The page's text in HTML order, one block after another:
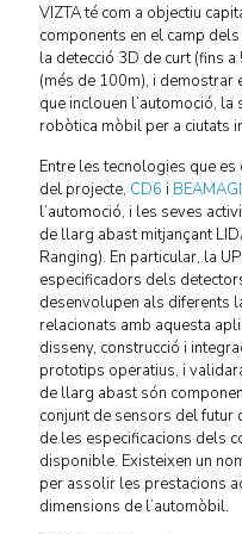
VIZTA té com a objectiu
components en el camp
la detecció 3D de curt (fins
(més de 100m), i demostrar
que inclouen l’automoció,
robòtica mòbil per a ciutats
Entre les tecnologies que
del projecte, CD6 i
l’automoció, i les seves
de llarg abast mitjançant
Ranging). En particular, la
especificadors dels
desenvolupen als diferents
relacionats amb aquesta
disseny, construcció i
prototips operatius, i
de llarg abast són
conjunt de sensors del
de les especificacions dels
disponible. Existeixen un
per assolir les prestacions
dimensions de l’automòbil.